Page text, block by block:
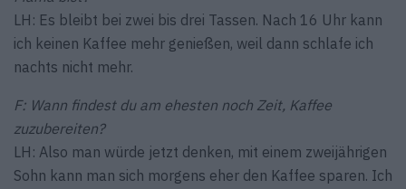
LH: Es bleibt bei zwei bis drei Tassen. Nach 16 Uhr kann
ich keinen Kaffee mehr genießen, weil dann schlafe ich
nachts nicht mehr.
F: Wann findest du am ehesten noch Zeit, Kaffee
zuzubereiten?
LH: Also man würde jetzt denken, mit einem zweijährigen
Sohn kann man sich morgens eher den Kaffee sparen. Ich